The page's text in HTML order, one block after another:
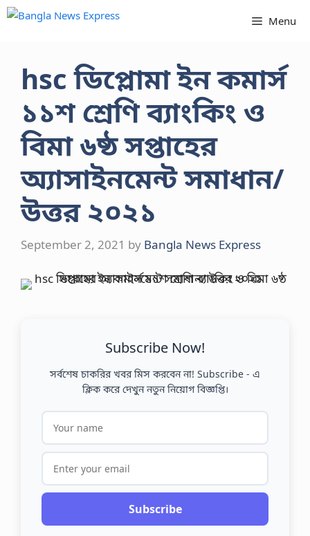
Skip
Menu
hsc ডিপ্লোমা ইন কমার্স
১১শ শ্রেণি ব্যাংকিং ও
বিমা ৬ষ্ঠ সপ্তাহের
অ্যাসাইনমেন্ট সমাধান/
উত্তর ২০২১
September 2, 2021 by Bangla News Express
Subscribe Now!
সর্বশেষ চাকরির খবর মিস করবেন না! Subscribe - এ
ক্লিক করে দেখুন নতুন নিয়োগ বিজ্ঞপ্তি।
Subscribe